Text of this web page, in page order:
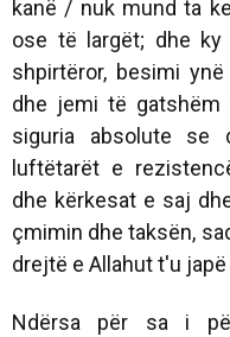
kanë / nuk mund ta
ose të largët; dhe
shpirtëror, besimi
dhe jemi të
siguria absolute se
luftëtarët e
dhe kërkesat e saj
çmimin dhe taksën,
drejtë e Allahut t'u
Ndërsa për sa i